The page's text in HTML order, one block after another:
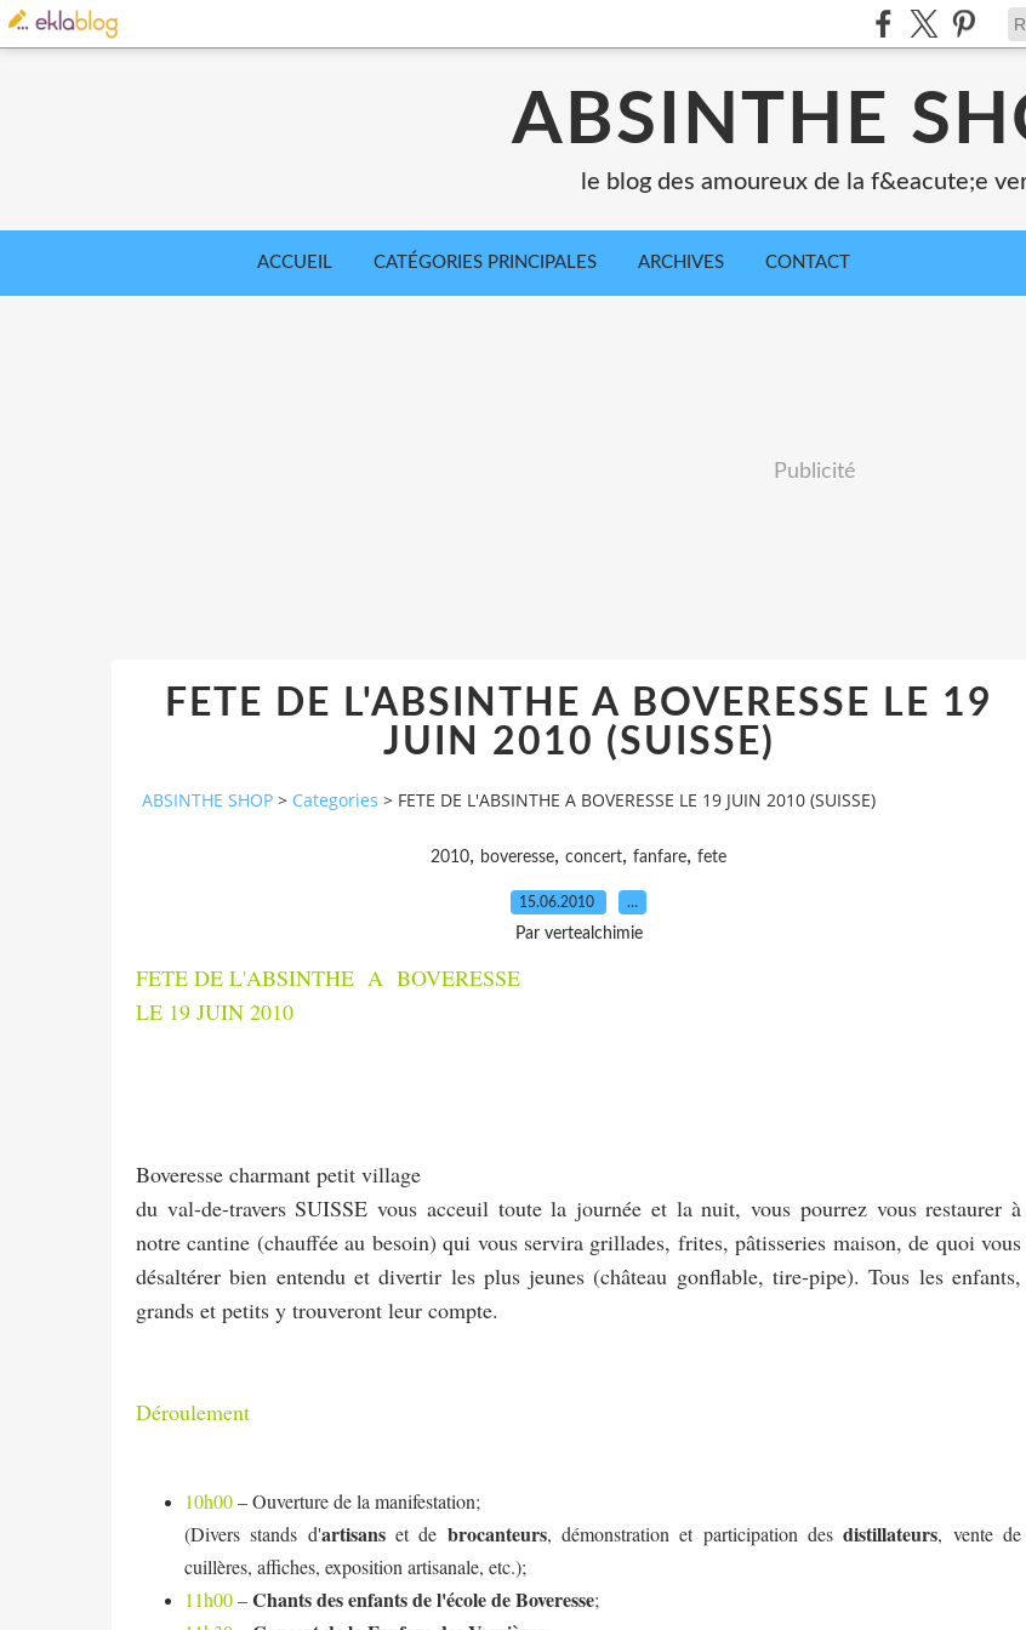
ABSINTHE
le blog des amoureux de la f&eacute;e
ACCUEIL CATÉGORIES PRINCIPALES ARCHIVES CONTACT
Publicité
FETE DE L'ABSINTHE A BOVERESSE LE 19
JUIN 2010 (SUISSE)
ABSINTHE SHOP > Categories > FETE DE L'ABSINTHE A BOVERESSE LE 19 JUIN 2010 (SUISSE)
2010, boveresse, concert, fanfare, fete
15.06.2010 …
Par vertealchimie
FETE DE L'ABSINTHE A BOVERESSE
LE 19 JUIN 2010
Boveresse charmant petit village
du val-de-travers SUISSE vous acceuil toute la journée et la nuit, vous pourrez vous restaurer à
notre cantine (chauffée au besoin) qui vous servira grillades, frites, pâtisseries maison, de quoi vous
désaltérer bien entendu et divertir les plus jeunes (château gonflable, tire-pipe). Tous les enfants,
grands et petits y trouveront leur compte.
Déroulement
10h00– Ouverture de la manifestation;
(Divers stands d'artisanset de brocanteurs, démonstration et participation desdistillateurs, vente de
cuillères, affiches, exposition artisanale, etc.);
11h00–Chants des enfants de l'école de Boveresse;